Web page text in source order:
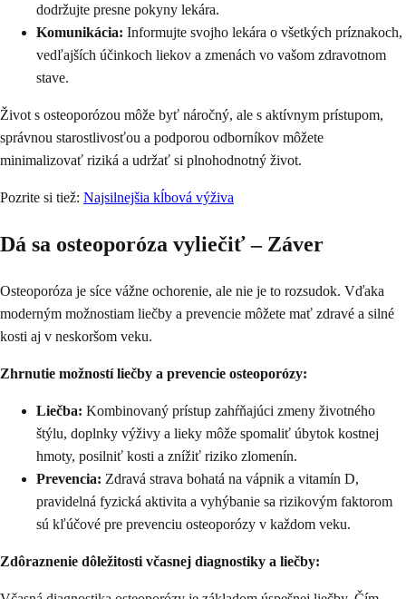
dodržujte presne pokyny lekára.
Komunikácia: Informujte svojho lekára o všetkých príznakoch,
vedľajších účinkoch liekov a zmenách vo vašom zdravotnom
stave.
Život s osteoporózou môže byť náročný, ale s aktívnym prístupom,
správnou starostlivosťou a podporou odborníkov môžete
minimalizovať riziká a udržať si plnohodnotný život.
Pozrite si tiež: Najsilnejšia kĺbová výživa
Dá sa osteoporóza vyliečiť – Záver
Osteoporóza je síce vážne ochorenie, ale nie je to rozsudok. Vďaka
moderným možnostiam liečby a prevencie môžete mať zdravé a silné
kosti aj v neskoršom veku.
Zhrnutie možností liečby a prevencie osteoporózy:
Liečba: Kombinovaný prístup zahŕňajúci zmeny životného
štýlu, doplnky výživy a lieky môže spomaliť úbytok kostnej
hmoty, posilniť kosti a znížiť riziko zlomenín.
Prevencia: Zdravá strava bohatá na vápnik a vitamín D,
pravidelná fyzická aktivita a vyhýbanie sa rizikovým faktorom
sú kľúčové pre prevenciu osteoporózy v každom veku.
Zdôraznenie dôležitosti včasnej diagnostiky a liečby: